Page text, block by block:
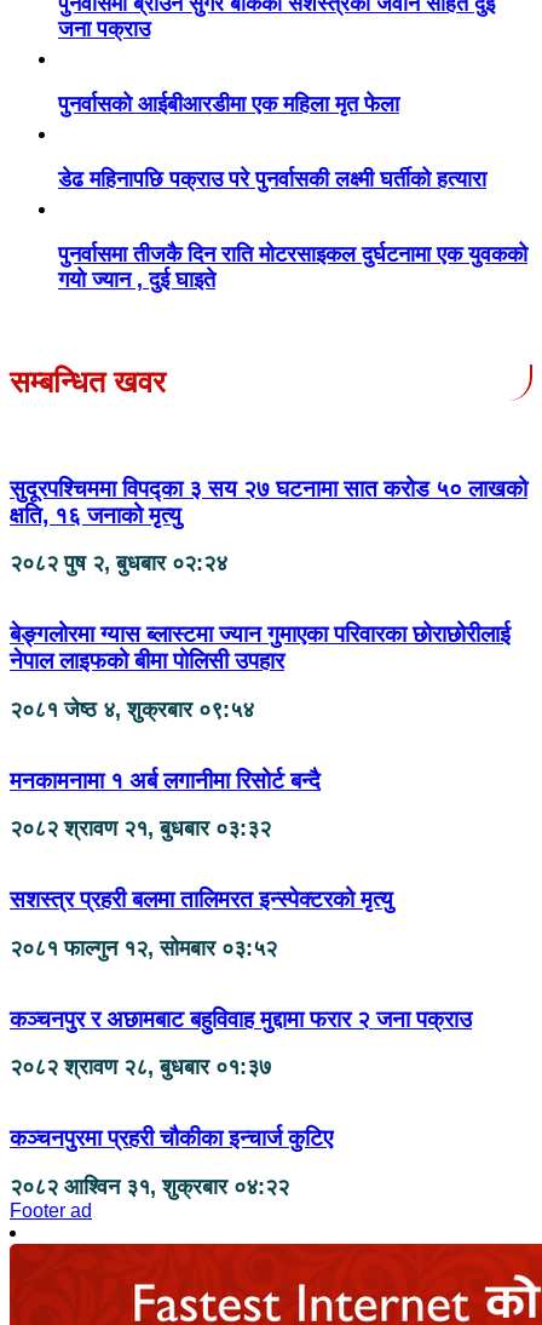
जना पक्राउ
पुनर्वासको आईबीआरडीमा एक महिला मृत फेला
डेढ महिनापछि पक्राउ परे पुनर्वासकी लक्ष्मी घर्तीको हत्यारा
पुनर्वासमा तीजकै दिन राति मोटरसाइकल दुर्घटनामा एक युवकको
गयो ज्यान , दुई घाइते
सम्बन्धित खवर
सुदूरपश्चिममा विपद्का ३ सय २७ घटनामा सात करोड ५० लाखको
क्षति, १६ जनाको मृत्यु
२०८२ पुष २, बुधबार ०२:२४
बेङ्गलोरमा ग्यास ब्लास्टमा ज्यान गुमाएका परिवारका छोराछोरीलाई
नेपाल लाइफको बीमा पोलिसी उपहार
२०८१ जेष्ठ ४, शुक्रबार ०९:५४
मनकामनामा १ अर्ब लगानीमा रिसोर्ट बन्दै
२०८२ श्रावण २१, बुधबार ०३:३२
सशस्त्र प्रहरी बलमा तालिमरत इन्स्पेक्टरको मृत्यु
२०८१ फाल्गुन १२, सोमबार ०३:५२
कञ्चनपुर र अछामबाट बहुविवाह मुद्दामा फरार २ जना पक्राउ
२०८२ श्रावण २८, बुधबार ०१:३७
कञ्चनपुरमा प्रहरी चौकीका इन्चार्ज कुटिए
२०८२ आश्विन ३१, शुक्रबार ०४:२२
Footer ad